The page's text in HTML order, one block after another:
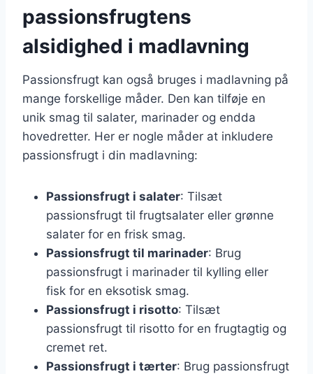
passionsfrugtens
alsidighed i madlavning
Passionsfrugt kan også bruges i madlavning på
mange forskellige måder. Den kan tilføje en
unik smag til salater, marinader og endda
hovedretter. Her er nogle måder at inkludere
passionsfrugt i din madlavning:
Passionsfrugt i salater: Tilsæt
passionsfrugt til frugtsalater eller grønne
salater for en frisk smag.
Passionsfrugt til marinader: Brug
passionsfrugt i marinader til kylling eller
fisk for en eksotisk smag.
Passionsfrugt i risotto: Tilsæt
passionsfrugt til risotto for en frugtagtig og
cremet ret.
Passionsfrugt i tærter: Brug passionsfrugt